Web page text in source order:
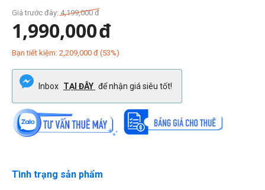
Giá trước đây: 4,199,000 đ
1,990,000đ
Bạn tiết kiệm: 2,209,000 đ (53%)
Inbox TẠI ĐÂY để nhận giá siêu tốt!
Tình trạng sản phẩm